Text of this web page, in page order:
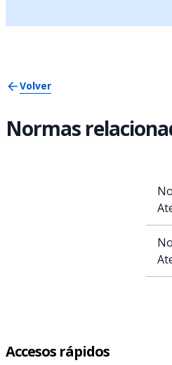
Volver
Normas
Accesos rápidos